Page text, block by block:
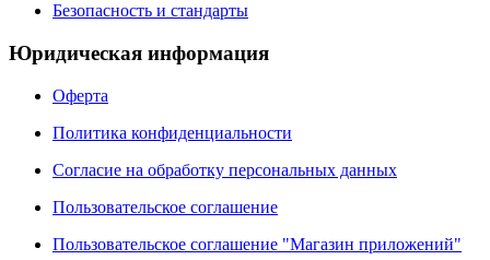
Безопасность и стандарты
Юридическая информация
Оферта
Политика конфиденциальности
Согласие на обработку персональных данных
Пользовательское соглашение
Пользовательское соглашение "Магазин приложений"